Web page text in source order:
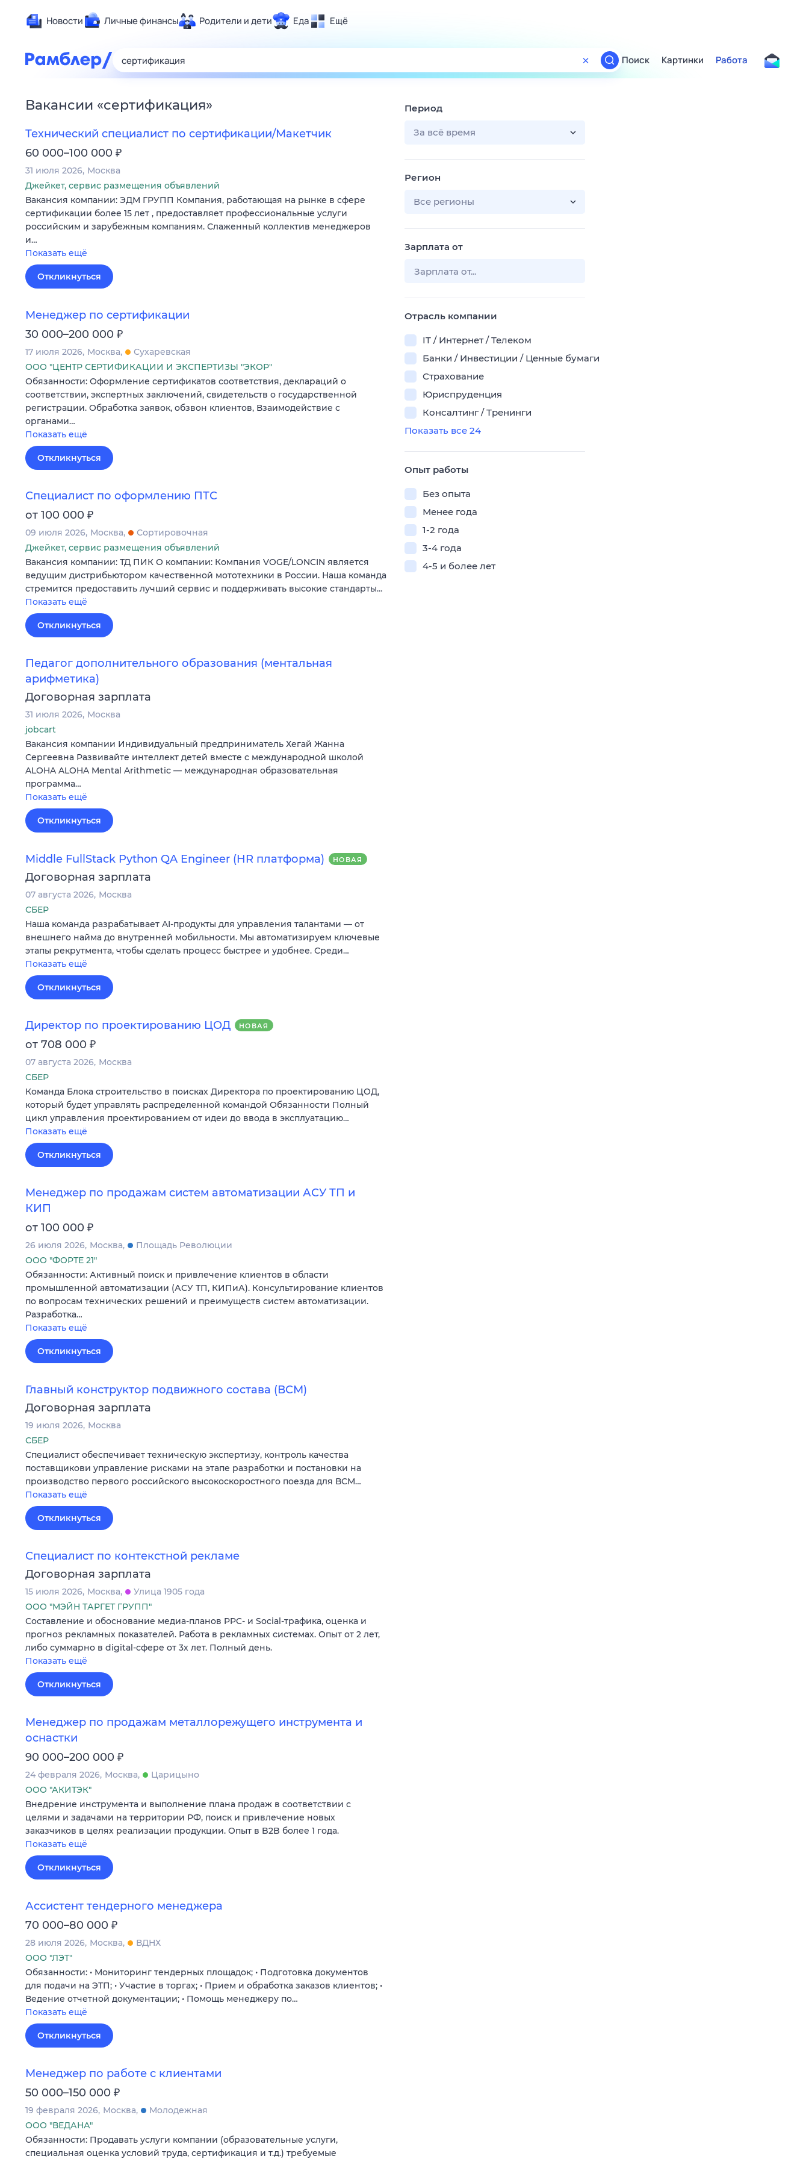
Новости Личные финансы Родители и дети Еда Ещё
Развлечения и отдых
Карьера
Сберегаем вместе
Гороскопы
Поиск
ТВ-программа
Поиск Картинки Работа
Вакансии «сертификация»
Технический специалист по сертификации/Макетчик
60 000–100 000 ₽
31 июля 2026 Москва
Джейкет, сервис размещения объявлений
Вакансия компании: ЭДМ ГРУПП Компания, работающая на рынке в сфере
сертификации более 15 лет , предоставляет профессиональные услуги
российским и зарубежным компаниям. Слаженный коллектив менеджеров
и…
Показать ещё
Откликнуться
Менеджер по сертификации
30 000–200 000 ₽
17 июля 2026 Москва
Сухаревская
ООО "ЦЕНТР СЕРТИФИКАЦИИ И ЭКСПЕРТИЗЫ "ЭКОР"
Обязанности: Оформление сертификатов соответствия, деклараций о
соответствии, экспертных заключений, свидетельств о государственной
регистрации. Обработка заявок, обзвон клиентов, Взаимодействие с
органами…
Показать ещё
Откликнуться
Специалист по оформлению ПТС
от 100 000 ₽
09 июля 2026 Москва
Сортировочная
Джейкет, сервис размещения объявлений
Вакансия компании: ТД ПИК О компании: Компания VOGE/LONCIN является
ведущим дистрибьютором качественной мототехники в России. Наша команда
стремится предоставить лучший сервис и поддерживать высокие стандарты…
Показать ещё
Откликнуться
Педагог дополнительного образования (ментальная
арифметика)
Договорная зарплата
31 июля 2026 Москва
jobcart
Вакансия компании Индивидуальный предприниматель Хегай Жанна
Сергеевна Развивайте интеллект детей вместе с международной школой
ALOHA ALOHA Mental Arithmetic — международная образовательная
программа…
Показать ещё
Откликнуться
Middle FullStack Python QA Engineer (HR платформа) НОВАЯ
Договорная зарплата
07 августа 2026 Москва
СБЕР
Наша команда разрабатывает AI-продукты для управления талантами — от
внешнего найма до внутренней мобильности. Мы автоматизируем ключевые
этапы рекрутмента, чтобы сделать процесс быстрее и удобнее. Среди…
Показать ещё
Откликнуться
Директор по проектированию ЦОД НОВАЯ
от 708 000 ₽
07 августа 2026 Москва
СБЕР
Команда Блока строительство в поисках Директора по проектированию ЦОД,
который будет управлять распределенной командой Обязанности Полный
цикл управления проектированием от идеи до ввода в эксплуатацию…
Показать ещё
Откликнуться
Менеджер по продажам систем автоматизации АСУ ТП и
КИП
от 100 000 ₽
26 июля 2026 Москва
Площадь Революции
ООО "ФОРТЕ 21"
Обязанности: Активный поиск и привлечение клиентов в области
промышленной автоматизации (АСУ ТП, КИПиА). Консультирование клиентов
по вопросам технических решений и преимуществ систем автоматизации.
Разработка…
Показать ещё
Откликнуться
Главный конструктор подвижного состава (ВСМ)
Договорная зарплата
19 июля 2026 Москва
СБЕР
Специалист обеспечивает техническую экспертизу, контроль качества
поставщикови управление рисками на этапе разработки и постановки на
производство первого российского высокоскоростного поезда для ВСМ…
Показать ещё
Откликнуться
Специалист по контекстной рекламе
Договорная зарплата
15 июля 2026 Москва
Улица 1905 года
ООО "МЭЙН ТАРГЕТ ГРУПП"
Составление и обоснование медиа-планов PPC- и Social-трафика, оценка и
прогноз рекламных показателей. Работа в рекламных системах. Опыт от 2 лет,
либо суммарно в digital-сфере от 3х лет. Полный день.
Показать ещё
Откликнуться
Менеджер по продажам металлорежущего инструмента и
оснастки
90 000–200 000 ₽
24 февраля 2026 Москва
Царицыно
ООО "АКИТЭК"
Внедрение инструмента и выполнение плана продаж в соответствии с
целями и задачами на территории РФ, поиск и привлечение новых
заказчиков в целях реализации продукции. Опыт в B2B более 1 года.
Показать ещё
Откликнуться
Ассистент тендерного менеджера
70 000–80 000 ₽
28 июля 2026 Москва
ВДНХ
ООО "ЛЭТ"
Обязанности: • Мониторинг тендерных площадок; • Подготовка документов
для подачи на ЭТП; • Участие в торгах; • Прием и обработка заказов клиентов; •
Ведение отчетной документации; • Помощь менеджеру по…
Показать ещё
Откликнуться
Менеджер по работе с клиентами
50 000–150 000 ₽
19 февраля 2026 Москва
Молодежная
ООО "ВЕДАНА"
Обязанности: Продавать услуги компании (образовательные услуги,
специальная оценка условий труда, сертификация и т.д.) требуемые
Период
За всё время
Регион
Все регионы
Зарплата от
Отрасль компании
IT / Интернет / Телеком
Банки / Инвестиции / Ценные бумаги
Страхование
Юриспруденция
Консалтинг / Тренинги
Показать все 24
Опыт работы
Без опыта
Менее года
1-2 года
3-4 года
4-5 и более лет